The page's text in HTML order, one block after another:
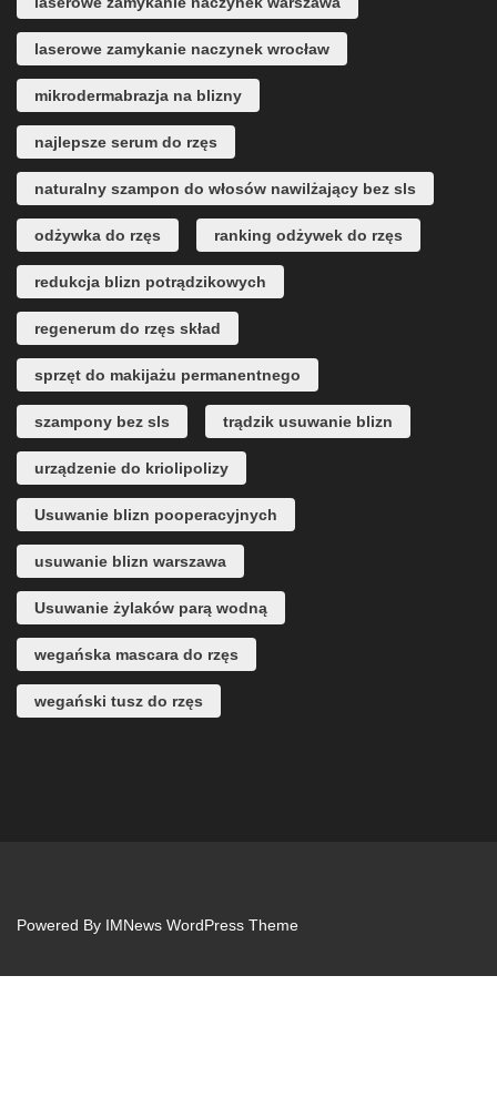
laserowe zamykanie naczynek wrocław
mikrodermabrazja na blizny
najlepsze serum do rzęs
naturalny szampon do włosów nawilżający bez sls
odżywka do rzęs ranking odżywek do rzęs
redukcja blizn potrądzikowych
regenerum do rzęs skład
sprzęt do makijażu permanentnego
szampony bez sls trądzik usuwanie blizn
urządzenie do kriolipolizy
Usuwanie blizn pooperacyjnych
usuwanie blizn warszawa
Usuwanie żylaków parą wodną
wegańska mascara do rzęs
wegański tusz do rzęs
Powered By IMNews WordPress Theme